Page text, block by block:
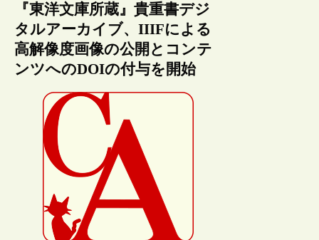
『東洋文庫所蔵』貴重書デジ
タルアーカイブ、IIIFによる
高解像度画像の公開とコンテ
ンツへのDOIの付与を開始